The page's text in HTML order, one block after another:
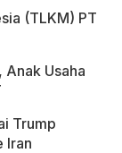
(TLKM) PT
Usaha
Trump
Iran